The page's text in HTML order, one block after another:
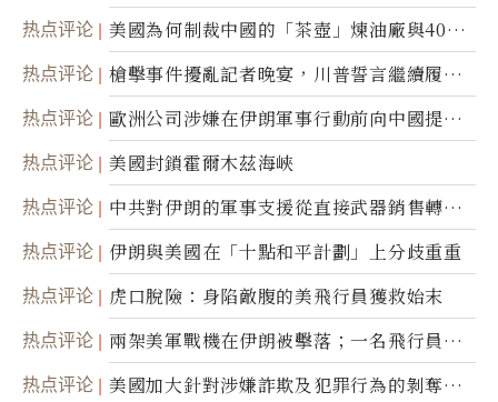
热点评论
美國為何制裁中國的「茶壺」煉油廠與40家
航運公司
热点评论
槍擊事件擾亂記者晚宴，川普誓言繼續履行
職責
热点评论
歐洲公司涉嫌在伊朗軍事行動前向中國提供
美軍基地的衛星影像
热点评论 美國封鎖霍爾木茲海峽
热点评论
中共對伊朗的軍事支援從直接武器銷售轉向
間接技術轉讓
热点评论 伊朗與美國在「十點和平計劃」上分歧重重
热点评论 虎口脫險：身陷敵腹的美飛行員獲救始末
热点评论
兩架美軍戰機在伊朗被擊落；一名飛行員失
蹤
热点评论
美國加大針對涉嫌詐欺及犯罪行為的剝奪公